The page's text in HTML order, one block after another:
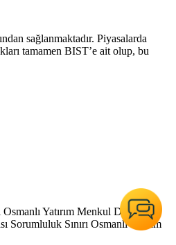
sağlanmaktadır. Piyasalarda
tamamen BIST’e ait olup, bu
Yatırım Menkul Değerler
Sınırı Osmanlı Yatırım